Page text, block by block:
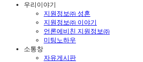
우리이야기
지원정보㈜ 성혼
지원정보㈜ 이야기
언론에비친 지원정보㈜
미팅노하우
소통창
자유게시판